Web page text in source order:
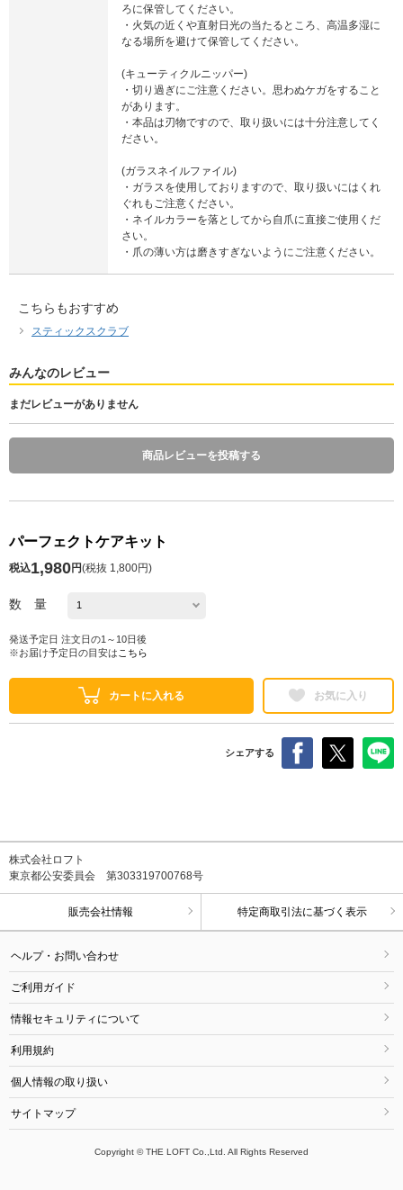
ろに保管してください。
・火気の近くや直射日光の当たるところ、高温多湿に
なる場所を避けて保管してください。
(キューティクルニッパー)
・切り過ぎにご注意ください。思わぬケガをすること
があります。
・本品は刃物ですので、取り扱いには十分注意してく
ださい。
(ガラスネイルファイル)
・ガラスを使用しておりますので、取り扱いにはくれ
ぐれもご注意ください。
・ネイルカラーを落としてから自爪に直接ご使用くだ
さい。
・爪の薄い方は磨きすぎないようにご注意ください。
こちらもおすすめ
スティックスクラブ
みんなのレビュー
まだレビューがありません
商品レビューを投稿する
パーフェクトケアキット
税込1,980円(税抜 1,800円)
数 量
発送予定日 注文日の1～10日後
※お届け予定日の目安は こちら
カートに入れる お気に入り
シェアする
株式会社ロフト
東京都公安委員会 第303319700768号
販売会社情報 特定商取引法に基づく表示
ヘルプ・お問い合わせ
ご利用ガイド
情報セキュリティについて
利用規約
個人情報の取り扱い
サイトマップ
Copyright © THE LOFT Co.,Ltd. All Rights Reserved